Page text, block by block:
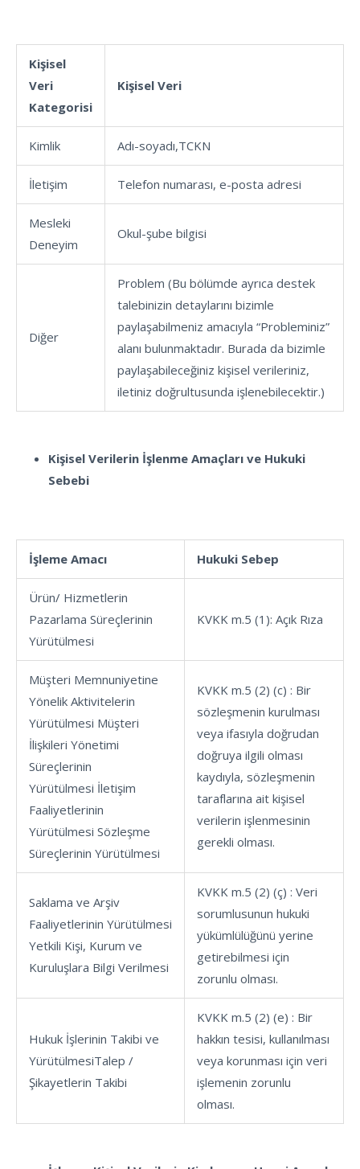
Kişisel
Veri
Kategorisi
Kişisel Veri
Kimlik Adı-soyadı,TCKN
İletişim Telefon numarası, e-posta adresi
Mesleki
Deneyim
Okul-şube bilgisi
Diğer
Problem (Bu bölümde ayrıca destek
talebinizin detaylarını bizimle
paylaşabilmeniz amacıyla “Probleminiz”
alanı bulunmaktadır. Burada da bizimle
paylaşabileceğiniz kişisel verileriniz,
iletiniz doğrultusunda işlenebilecektir.)
Kişisel Verilerin İşlenme Amaçları ve Hukuki
Sebebi
İşleme Amacı Hukuki Sebep
Ürün/ Hizmetlerin
Pazarlama Süreçlerinin
Yürütülmesi
KVKK m.5 (1): Açık Rıza
Müşteri Memnuniyetine
Yönelik Aktivitelerin
Yürütülmesi Müşteri
İlişkileri Yönetimi
Süreçlerinin
Yürütülmesi İletişim
Faaliyetlerinin
Yürütülmesi Sözleşme
Süreçlerinin Yürütülmesi
KVKK m.5 (2) (c) : Bir
sözleşmenin kurulması
veya ifasıyla doğrudan
doğruya ilgili olması
kaydıyla, sözleşmenin
taraflarına ait kişisel
verilerin işlenmesinin
gerekli olması.
Saklama ve Arşiv
Faaliyetlerinin Yürütülmesi
Yetkili Kişi, Kurum ve
Kuruluşlara Bilgi Verilmesi
KVKK m.5 (2) (ç) : Veri
sorumlusunun hukuki
yükümlülüğünü yerine
getirebilmesi için
zorunlu olması.
Hukuk İşlerinin Takibi ve
YürütülmesiTalep /
Şikayetlerin Takibi
KVKK m.5 (2) (e) : Bir
hakkın tesisi, kullanılması
veya korunması için veri
işlemenin zorunlu
olması.